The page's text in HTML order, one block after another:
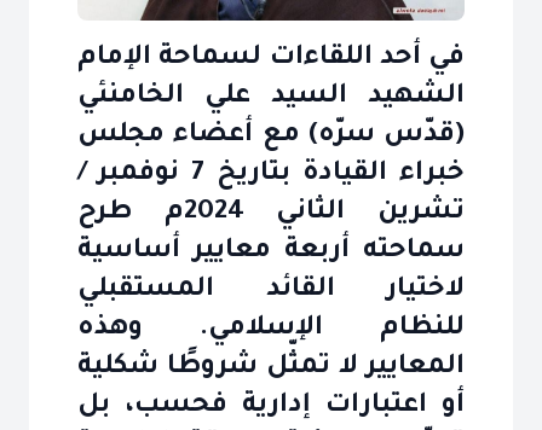
في أحد اللقاءات لسماحة الإمام
الشهيد السيد علي الخامنئي
(قدّس سرّه) مع أعضاء مجلس
خبراء القيادة بتاريخ 7 نوفمبر /
تشرين الثاني 2024م طرح
سماحته أربعة معايير أساسية
لاختيار القائد المستقبلي
للنظام الإسلامي. وهذه
المعايير لا تمثّل شروطًا شكلية
أو اعتبارات إدارية فحسب، بل